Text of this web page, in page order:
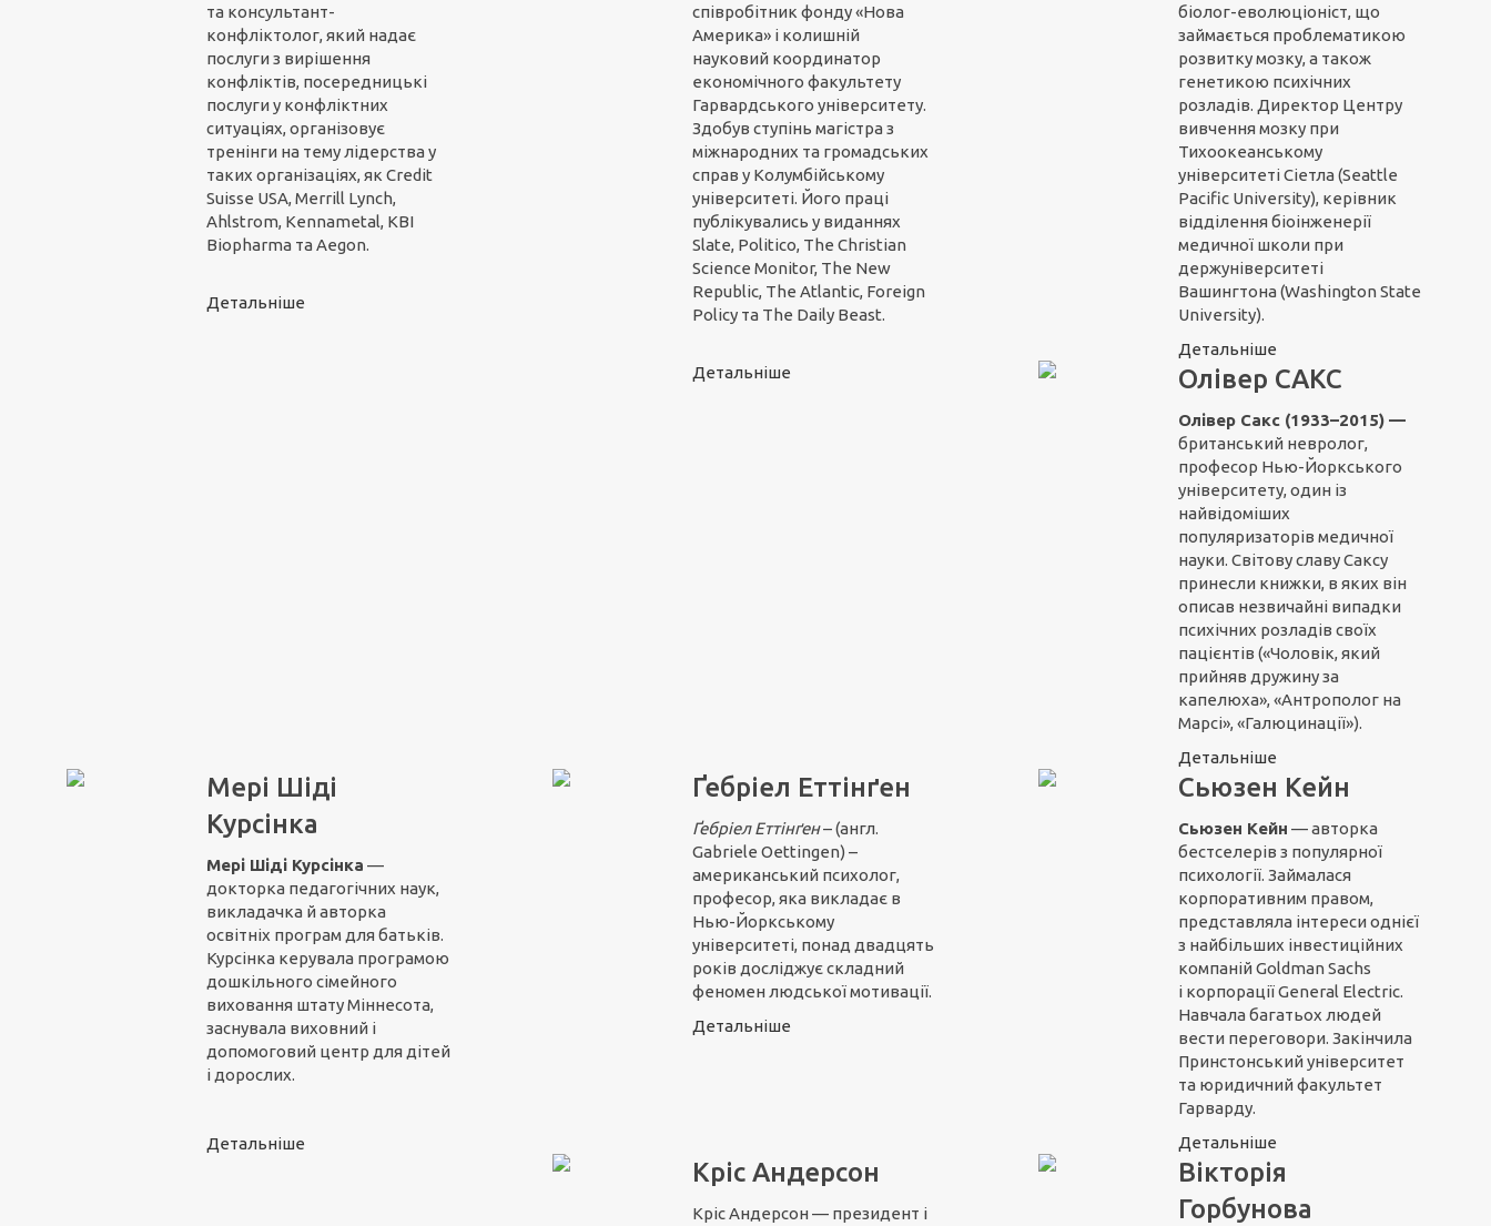
та консультант-
конфліктолог, який надає
послуги з вирішення
конфліктів, посередницькі
послуги у конфліктних
ситуаціях, організовує
тренінги на тему лідерства у
таких організаціях, як Credit
Suisse USA, Merrill Lynch,
Ahlstrom, Kennametal, KBI
Biopharma та Aegon.
Детальніше
співробітник фонду «Нова
Америка» і колишній
науковий координатор
економічного факультету
Гарвардського університету.
Здобув ступінь магістра з
міжнародних та громадських
справ у Колумбійському
університеті. Його праці
публікувались у виданнях
Slate, Politico, The Christian
Science Monitor, The New
Republic, The Atlantic, Foreign
Policy та The Daily Beast.
Детальніше
біолог-еволюціоніст, що
займається проблематикою
розвитку мозку, а також
генетикою психічних
розладів. Директор Центру
вивчення мозку при
Тихоокеанському
університеті Сіетла (Seattle
Pacific University), керівник
відділення біоінженерії
медичної школи при
держуніверситеті
Вашингтона (Washington State
University).
Детальніше
Олівер САКС
Олівер Сакс (1933–2015) —
британський невролог,
професор Нью-Йоркського
університету, один із
найвідоміших
популяризаторів медичної
науки. Світову славу Саксу
принесли книжки, в яких він
описав незвичайні випадки
психічних розладів своїх
пацієнтів («Чоловік, який
прийняв дружину за
капелюха», «Антрополог на
Марсі», «Галюцинації»).
Детальніше
Мері Шіді
Курсінка
Мері Шіді Курсінка —
докторка педагогічних наук,
викладачка й авторка
освітніх програм для батьків.
Курсінка керувала програмою
дошкільного сімейного
виховання штату Міннесота,
заснувала виховний і
допомоговий центр для дітей
і дорослих.
Детальніше
Ґебріел Еттінґен
Ґебріел Еттінґен– (англ.
Gabriele Oettingen) –
американський психолог,
професор, яка викладає в
Нью-Йоркському
університеті, понад двадцять
років досліджує складний
феномен людської мотивації.
Детальніше
Сьюзен Кейн
Сьюзен Кейн — авторка
бестселерів з популярної
психології. Займалася
корпоративним правом,
представляла інтереси однієї
з найбільших інвестиційних
компаній Goldman Sachs
і корпорації General Electric.
Навчала багатьох людей
вести переговори. Закінчила
Принстонський університет
та юридичний факультет
Гарварду.
Детальніше
Кріс Андерсон
Кріс Андерсон — президент і
Вікторія
Горбунова